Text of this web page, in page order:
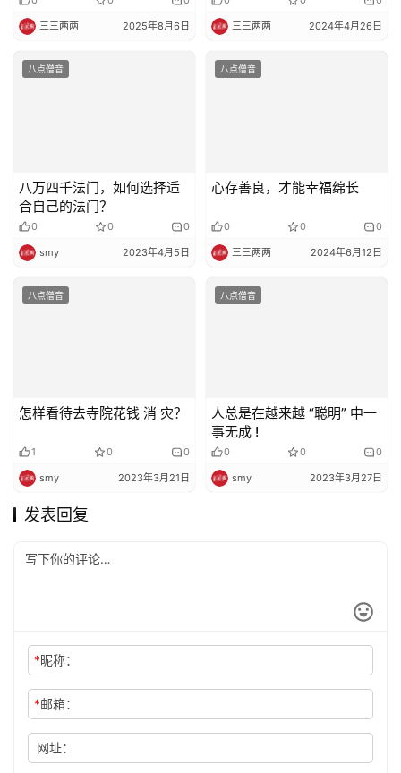
三三两两 2025年8月6日 三三两两 2024年4月26日
八点僧音
合自己的法门？
0
八点僧音
心存善良，才能幸福绵长
2024年6月12日
八点僧音
怎样看待去寺院花钱 消 灾？
2023年3月21日
八点僧音
人总是在越来越 “聪明” 中一
事无成 !
2023年3月27日
发表回复
* 昵称：
* 邮箱：
网址：